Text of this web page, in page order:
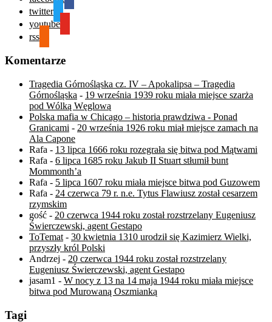
twitter
youtube
rss
Komentarze
Tragedia Górnośląska cz. IV – Apokalipsa – Tragedia
Górnośląska - 19 września 1939 roku miała miejsce szarża
pod Wólką Węglową
Polska mafia w Chicago – historia prawdziwa - Ponad
Granicami - 20 września 1926 roku miał miejsce zamach na
Ala Capone
Rafa - 13 lipca 1666 roku rozegrała się bitwa pod Mątwami
Rafa - 6 lipca 1685 roku Jakub II Stuart stłumił bunt
Mommonth’a
Rafa - 5 lipca 1607 roku miała miejsce bitwa pod Guzowem
Rafa - 24 czerwca 79 r. n.e. Tytus Flawiusz został cesarzem
rzymskim
gość - 20 czerwca 1944 roku został rozstrzelany Eugeniusz
Świerczewski, agent Gestapo
ToTemat - 30 kwietnia 1310 urodził się Kazimierz Wielki,
przyszły król Polski
Andrzej - 20 czerwca 1944 roku został rozstrzelany
Eugeniusz Świerczewski, agent Gestapo
jasam1 - W nocy z 13 na 14 maja 1944 roku miała miejsce
bitwa pod Murowaną Oszmianką
Tagi